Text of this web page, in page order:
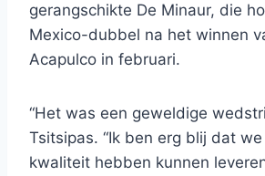
gerangschikte De Minaur, die
Mexico-dubbel na het winnen
Acapulco in februari.
“Het was een geweldige
Tsitsipas. “Ik ben erg blij dat
kwaliteit hebben kunnen